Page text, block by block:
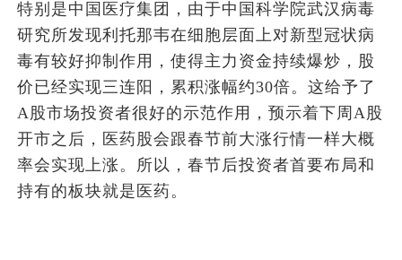
特别是中国医疗集团，由于中国科学院武汉病毒
研究所发现利托那韦在细胞层面上对新型冠状病
毒有较好抑制作用，使得主力资金持续爆炒，股
价已经实现三连阳，累积涨幅约30倍。这给予了
A股市场投资者很好的示范作用，预示着下周A股
开市之后，医药股会跟春节前大涨行情一样大概
率会实现上涨。所以，春节后投资者首要布局和
持有的板块就是医药。